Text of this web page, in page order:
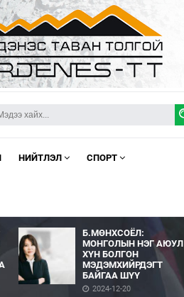
НИЙТЛЭЛ СПОРТ
Б.МӨНХСОЁЛ:
МОНГОЛЫН НЭГ АЮУЛ
ХҮН БОЛГОН
МЭДЭМХИЙРДЭГТ
БАЙГАА ШҮҮ
2024-12-20